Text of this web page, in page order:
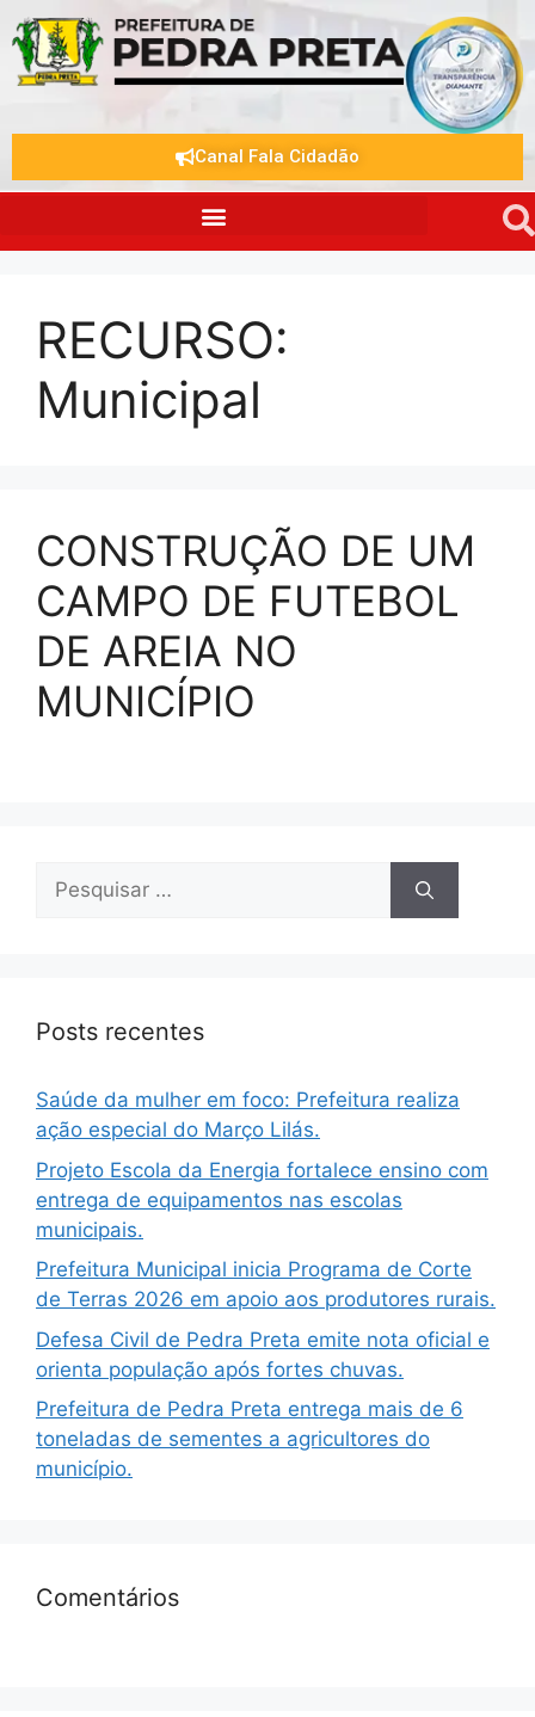
Canal Fala Cidadão
RECURSO:
Municipal
CONSTRUÇÃO DE UM
CAMPO DE FUTEBOL
DE AREIA NO
MUNICÍPIO
Posts recentes
Saúde da mulher em foco: Prefeitura realiza
ação especial do Março Lilás.
Projeto Escola da Energia fortalece ensino com
entrega de equipamentos nas escolas
municipais.
Prefeitura Municipal inicia Programa de Corte
de Terras 2026 em apoio aos produtores rurais.
Defesa Civil de Pedra Preta emite nota oficial e
orienta população após fortes chuvas.
Prefeitura de Pedra Preta entrega mais de 6
toneladas de sementes a agricultores do
município.
Comentários